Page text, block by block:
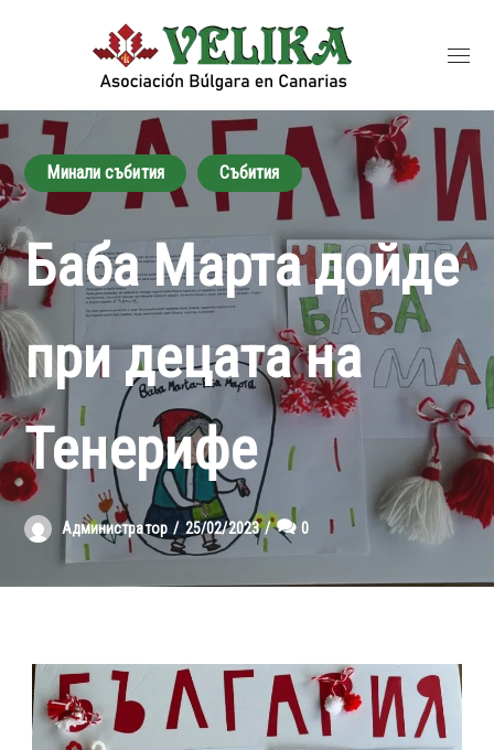
Минали събития Събития
Баба Марта дойде
при децата на
Тенерифе
Администратор 25/02/2023 0